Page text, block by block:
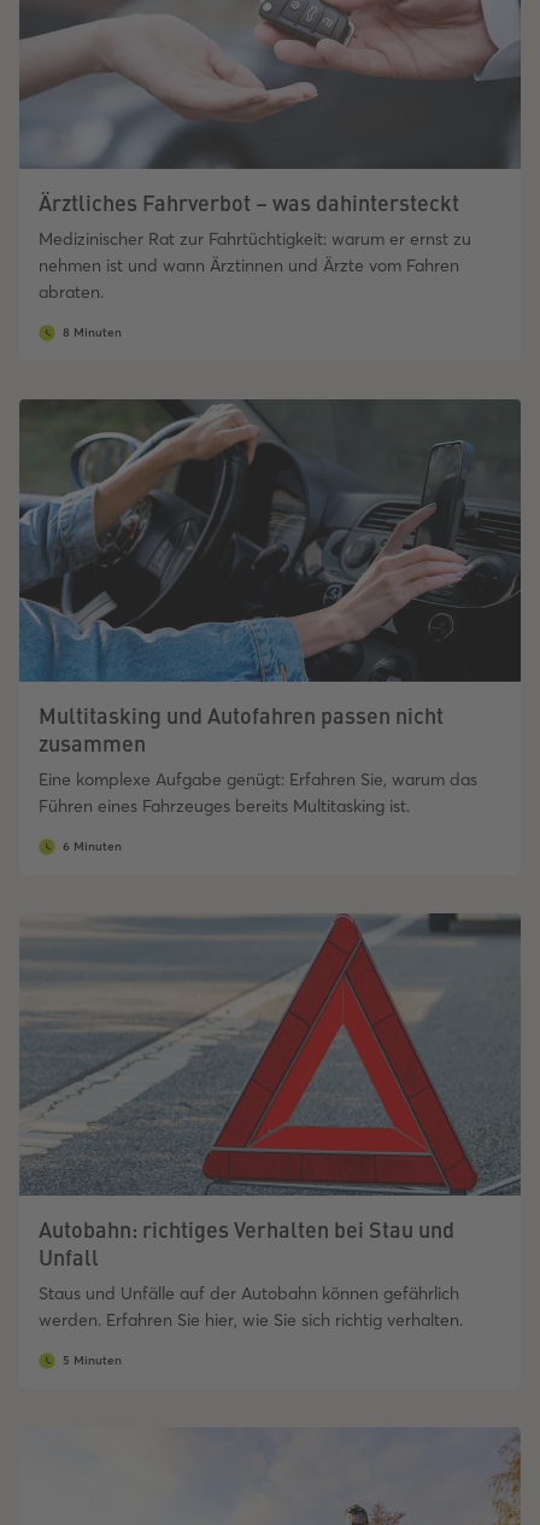
Ärztliches Fahrverbot – was dahintersteckt
Medizinischer Rat zur Fahrtüchtigkeit: warum er ernst zu
nehmen ist und wann Ärztinnen und Ärzte vom Fahren
abraten.
8 Minuten
Multitasking und Autofahren passen nicht
zusammen
Eine komplexe Aufgabe genügt: Erfahren Sie, warum das
Führen eines Fahrzeuges bereits Multitasking ist.
6 Minuten
Autobahn: richtiges Verhalten bei Stau und
Unfall
Staus und Unfälle auf der Autobahn können gefährlich
werden. Erfahren Sie hier, wie Sie sich richtig verhalten.
5 Minuten